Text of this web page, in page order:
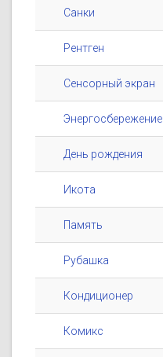
Санки
Рентген
Сенсорный экран
Энергосбережение
День рождения
Икота
Память
Рубашка
Кондиционер
Комикс